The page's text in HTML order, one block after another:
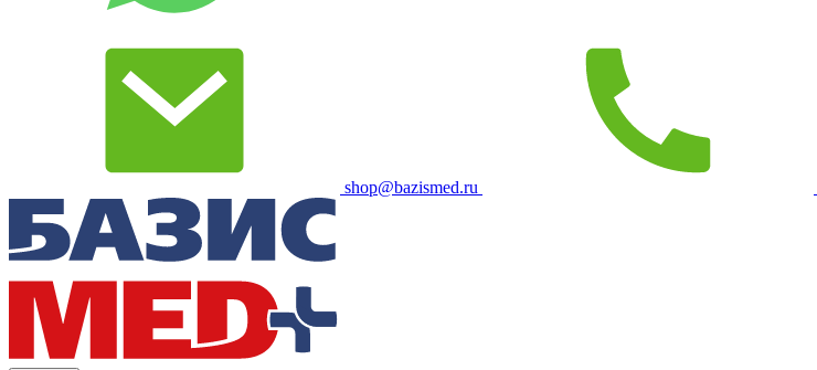
shop@bazismed.ru